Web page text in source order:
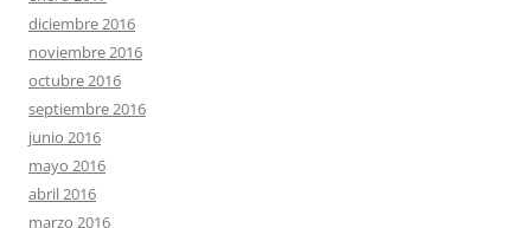
diciembre 2016
noviembre 2016
octubre 2016
septiembre 2016
junio 2016
mayo 2016
abril 2016
marzo 2016